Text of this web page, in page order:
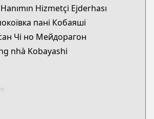
Hizmetçi Ejderhası
пані Кобаяші
Чі но Мейдорагон
nhà Kobayashi